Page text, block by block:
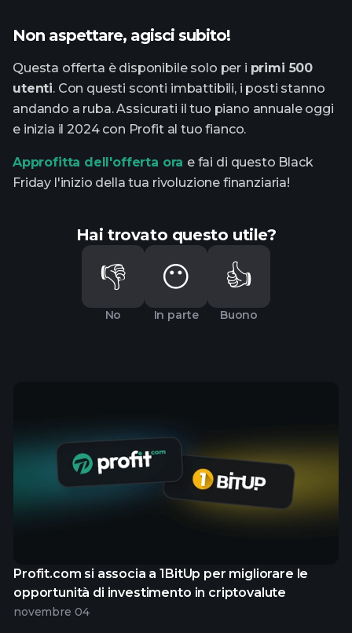
Non aspettare, agisci subito!
Questa offerta è disponibile solo per i primi 500
utenti. Con questi sconti imbattibili, i posti stanno
andando a ruba. Assicurati il tuo piano annuale oggi
e inizia il 2024 con Profit al tuo fianco.
Approfitta dell'offerta ora e fai di questo Black
Friday l'inizio della tua rivoluzione finanziaria!
Hai trovato questo utile?
👎
No
😶
In parte
👍
Buono
Profit.com si associa a 1BitUp per migliorare le
opportunità di investimento in criptovalute
novembre 04